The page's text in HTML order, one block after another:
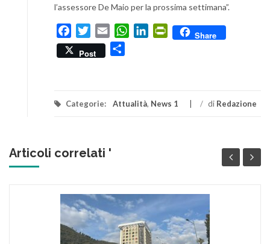
l’assessore De Maio per la prossima settimana”.
FacebookTwitterEmail WhatsApp
LinkedInPrintFriendly
Share
Post
Categorie: Attualità, News 1 / di Redazione
Articoli correlati '